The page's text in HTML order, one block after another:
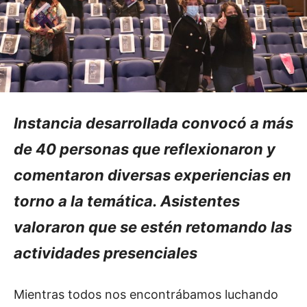
Instancia desarrollada convocó a más
de 40 personas que reflexionaron y
comentaron diversas experiencias en
torno a la temática. Asistentes
valoraron que se estén retomando las
actividades presenciales
Mientras todos nos encontrábamos luchando